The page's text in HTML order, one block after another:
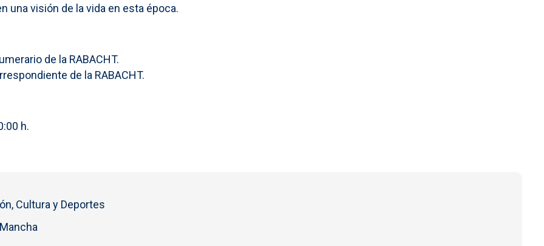
visión de la vida en esta época.
de la RABACHT.
de la RABACHT.
h.
Cultura y Deportes